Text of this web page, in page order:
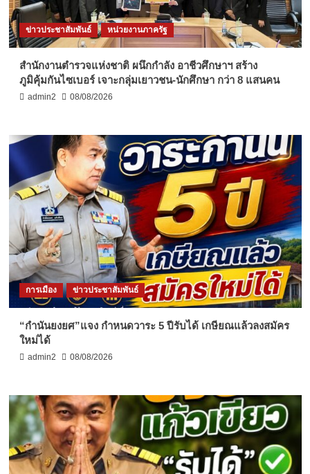
ข่าวประชาสัมพันธ์ หน่วยงานภาครัฐ
สำนักงานตำรวจแห่งชาติ ผนึกกำลัง อาชีวศึกษาฯ สร้าง
ภูมิคุ้มกันไซเบอร์ เจาะกลุ่มเยาวชน-นักศึกษา กว่า 8 แสนคน
admin2 08/08/2026
การเมือง ข่าวประชาสัมพันธ์
“กำนันยงยศ”แจง กำหนดวาระ 5 ปีรับได้ เกษียณแล้วลงสมัคร
ใหม่ได้
admin2 08/08/2026